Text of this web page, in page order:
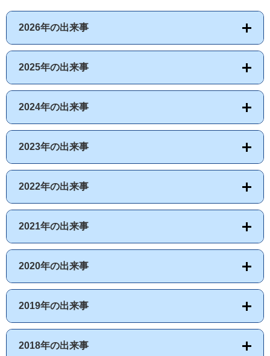
2026年の出来事
2025年の出来事
2024年の出来事
2023年の出来事
2022年の出来事
2021年の出来事
2020年の出来事
2019年の出来事
2018年の出来事